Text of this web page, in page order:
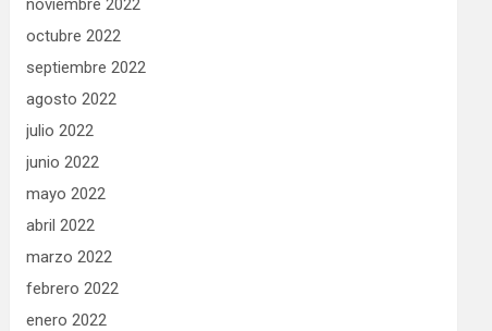
noviembre 2022
octubre 2022
septiembre 2022
agosto 2022
julio 2022
junio 2022
mayo 2022
abril 2022
marzo 2022
febrero 2022
enero 2022